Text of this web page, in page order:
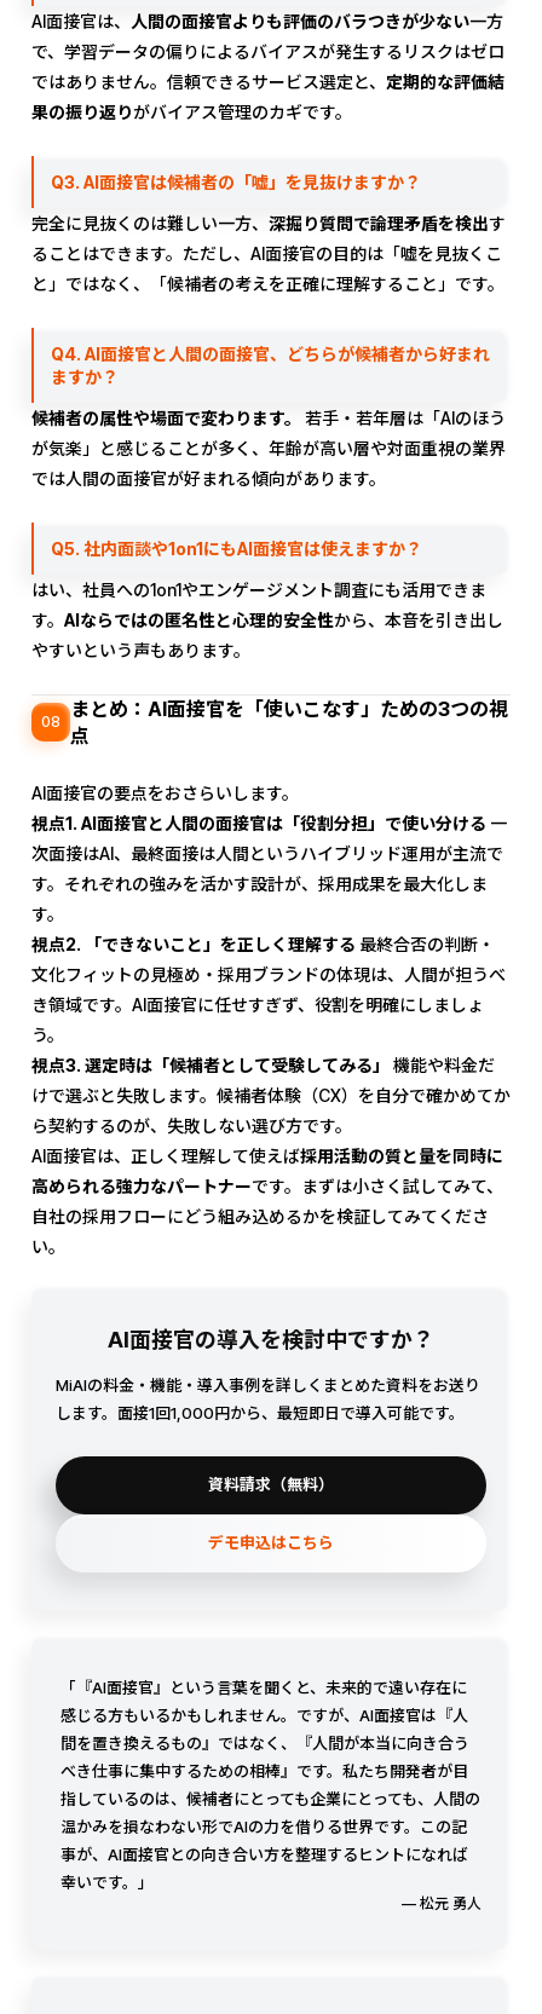
AI面接官は、
人間の面接官よりも評価のバラつきが少ない一方
で、学習データの偏りによるバイアスが発生するリスクはゼロ
ではありません。信頼できるサービス選定と、 定期的な評価結
果の振り返りがバイアス管理のカギです。
Q3. AI面接官は候補者の「嘘」を見抜けますか？
完全に見抜くのは難しい一方、 深掘り質問で論理矛盾を検出す
ることはできます。ただし、AI面接官の目的は「嘘を見抜くこ
と」ではなく、「候補者の考えを正確に理解すること」です。
Q4. AI面接官と人間の面接官、どちらが候補者から好まれ
ますか？
候補者の属性や場面で変わります。
若手・若年層は「AIのほう
が気楽」と感じることが多く、年齢が高い層や対面重視の業界
では人間の面接官が好まれる傾向があります。
Q5. 社内面談や1on1にもAI面接官は使えますか？
はい、社員への1on1やエンゲージメント調査にも活用できま
す。 AIならではの匿名性と心理的安全性から、本音を引き出し
やすいという声もあります。
08
まとめ：AI面接官を「使いこなす」ための3つの視
点
AI面接官の要点をおさらいします。
視点1. AI面接官と人間の面接官は「役割分担」で使い分ける 一
次面接はAI、最終面接は人間というハイブリッド運用が主流で
す。それぞれの強みを活かす設計が、採用成果を最大化しま
す。
視点2. 「できないこと」を正しく理解する 最終合否の判断・
文化フィットの見極め・採用ブランドの体現は、人間が担うべ
き領域です。AI面接官に任せすぎず、役割を明確にしましょ
う。
視点3. 選定時は「候補者として受験してみる」
機能や料金だ
けで選ぶと失敗します。候補者体験（CX）を自分で確かめてか
ら契約するのが、失敗しない選び方です。
AI面接官は、正しく理解して使えば採用活動の質と量を同時に
高められる強力なパートナーです。まずは小さく試してみて、
自社の採用フローにどう組み込めるかを検証してみてくださ
い。
AI面接官の導入を検討中ですか？
MiAIの料金・機能・導入事例を詳しくまとめた資料をお送り
します。面接1回1,000円から、最短即日で導入可能です。
資料請求（無料）
デモ申込はこちら
「『AI面接官』という言葉を聞くと、未来的で遠い存在に
感じる方もいるかもしれません。ですが、AI面接官は『人
間を置き換えるもの』ではなく、『人間が本当に向き合う
べき仕事に集中するための相棒』です。私たち開発者が目
指しているのは、候補者にとっても企業にとっても、人間の
温かみを損なわない形でAIの力を借りる世界です。この記
事が、AI面接官との向き合い方を整理するヒントになれば
幸いです。」
— 松元 勇人